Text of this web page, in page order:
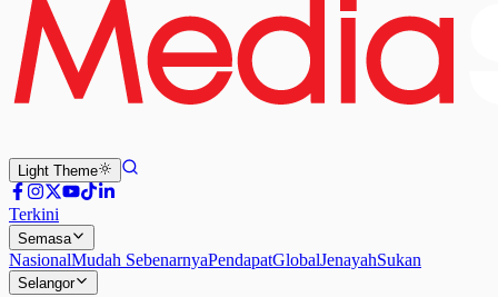
Light Theme
Terkini
Semasa
NasionalMudah SebenarnyaPendapatGlobalJenayahSukan
Selangor